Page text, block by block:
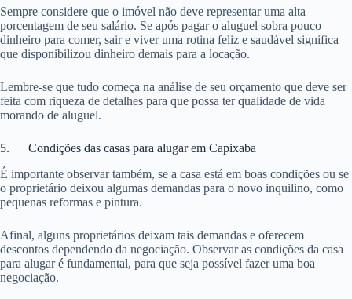
Sempre considere que o imóvel não deve representar uma alta
porcentagem de seu salário. Se após pagar o aluguel sobra pouco
dinheiro para comer, sair e viver uma rotina feliz e saudável significa
que disponibilizou dinheiro demais para a locação.
Lembre-se que tudo começa na análise de seu orçamento que deve ser
feita com riqueza de detalhes para que possa ter qualidade de vida
morando de aluguel.
5. Condições das casas para alugar em Capixaba
É importante observar também, se a casa está em boas condições ou se
o proprietário deixou algumas demandas para o novo inquilino, como
pequenas reformas e pintura.
Afinal, alguns proprietários deixam tais demandas e oferecem
descontos dependendo da negociação. Observar as condições da casa
para alugar é fundamental, para que seja possível fazer uma boa
negociação.